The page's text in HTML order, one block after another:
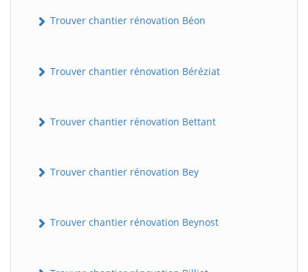
Trouver chantier rénovation Béon
Trouver chantier rénovation Béréziat
Trouver chantier rénovation Bettant
Trouver chantier rénovation Bey
Trouver chantier rénovation Beynost